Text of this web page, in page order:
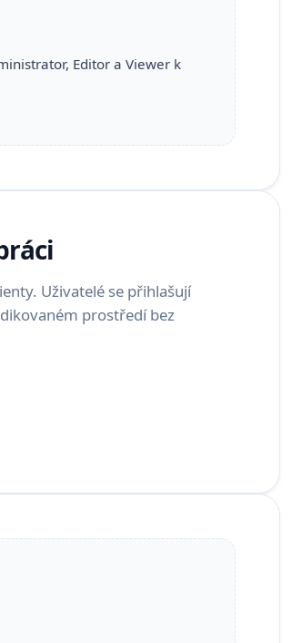
Editor a Viewer k
Uživatelé se přihlašují
prostředí bez